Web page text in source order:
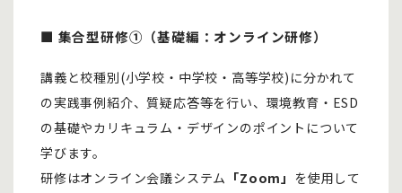
■ 集合型研修①（基礎編：オンライン研修）
講義と校種別(小学校・中学校・高等学校)に分かれて
の実践事例紹介、質疑応答等を行い、環境教育・ESD
の基礎やカリキュラム・デザインのポイントについて
学びます。
研修はオンライン会議システム 「Zoom」 を使用して